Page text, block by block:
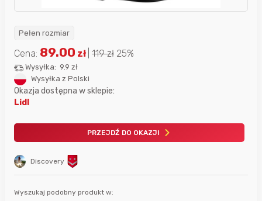
Pełen rozmiar
Discovery
Cena: 89.00 zł 119zł 25%
Wysyłka: 9.9 zł
Wysyłka z Polski
Okazja dostępna w sklepie:
Lidl
PRZEJDŹ DO OKAZJI
Wyszukaj podobny produkt w: